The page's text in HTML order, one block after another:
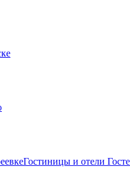
Гостиницы и отели